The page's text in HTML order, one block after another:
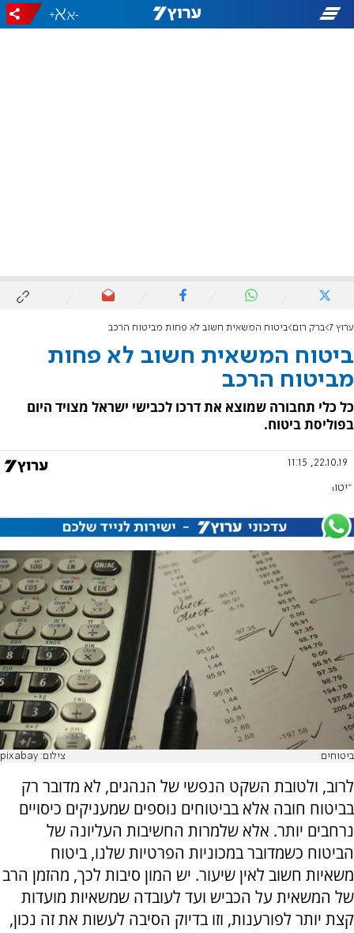
-
+
ערוץ 7 ברק רום ביטוח המשאית חשוב לא פחות מביטוח הרכב
ביטוח המשאית חשוב לא פחות
מביטוח הרכב
כל כלי תחבורה שמוצא את דרכו לכבישי ישראל מצויד היום
בפוליסת ביטוח.
22.10.19, 11:15
ביטוח
ביטוחים צילום: pixabay
לרוב, ולטובת השקט הנפשי של הנהגים, לא מדובר רק
בביטוח חובה אלא בביטוחים נוספים שמעניקים כיסויים
נרחבים יותר. אלא שלמרות החשיבות העליונה של
הביטוח כשמדובר במכוניות הפרטיות שלנו, ביטוח
משאיות חשוב לאין שיעור. יש המון סיבות לכך, מהזמן הרב
של המשאית על הכביש ועד לעובדה שמשאיות מועדות
קצת יותר לפורענות, וזו בדיוק הסיבה לעשות את זה נכון,